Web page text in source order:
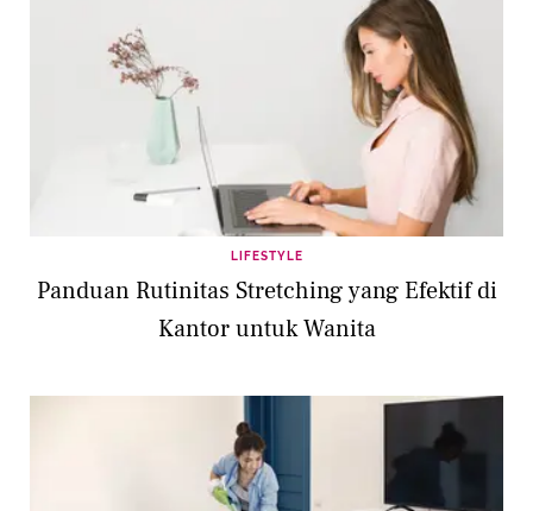
LIFESTYLE
Panduan Rutinitas Stretching yang Efektif di
Kantor untuk Wanita